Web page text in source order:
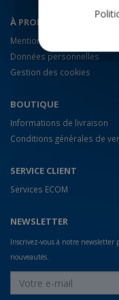
À PROPOS
Mentions légales
Données personnelles
Gestion des cookies
BOUTIQUE
Informations de livraison
Conditions générales de
SERVICE CLIENT
Services ECOM
NEWSLETTER
Inscrivez-vous à notre newsletter
nouveautés.